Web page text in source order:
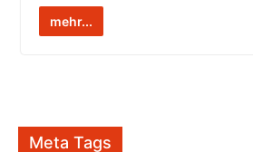
mehr...
Meta Tags